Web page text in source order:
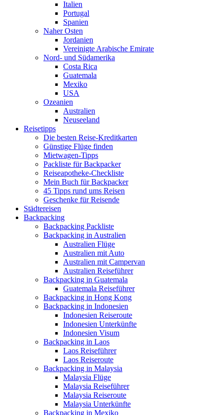
Italien
Portugal
Spanien
Naher Osten
Jordanien
Vereinigte Arabische Emirate
Nord- und Südamerika
Costa Rica
Guatemala
Mexiko
USA
Ozeanien
Australien
Neuseeland
Reisetipps
Die besten Reise-Kreditkarten
Günstige Flüge finden
Mietwagen-Tipps
Packliste für Backpacker
Reiseapotheke-Checkliste
Mein Buch für Backpacker
45 Tipps rund ums Reisen
Geschenke für Reisende
Städtereisen
Backpacking
Backpacking Packliste
Backpacking in Australien
Australien Flüge
Australien mit Auto
Australien mit Campervan
Australien Reiseführer
Backpacking in Guatemala
Guatemala Reiseführer
Backpacking in Hong Kong
Backpacking in Indonesien
Indonesien Reiseroute
Indonesien Unterkünfte
Indonesien Visum
Backpacking in Laos
Laos Reiseführer
Laos Reiseroute
Backpacking in Malaysia
Malaysia Flüge
Malaysia Reiseführer
Malaysia Reiseroute
Malaysia Unterkünfte
Backpacking in Mexiko